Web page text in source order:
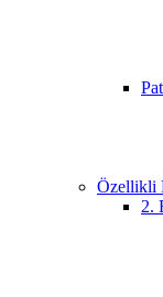
Özellikli
2.